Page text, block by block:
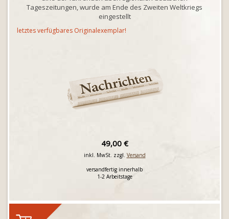
Tageszeitungen, wurde am Ende des Zweiten Weltkriegs
eingestellt
letztes verfügbares Originalexemplar!
49,00 €
inkl. MwSt. zzgl. Versand
versandfertig innerhalb
1-2 Arbeitstage